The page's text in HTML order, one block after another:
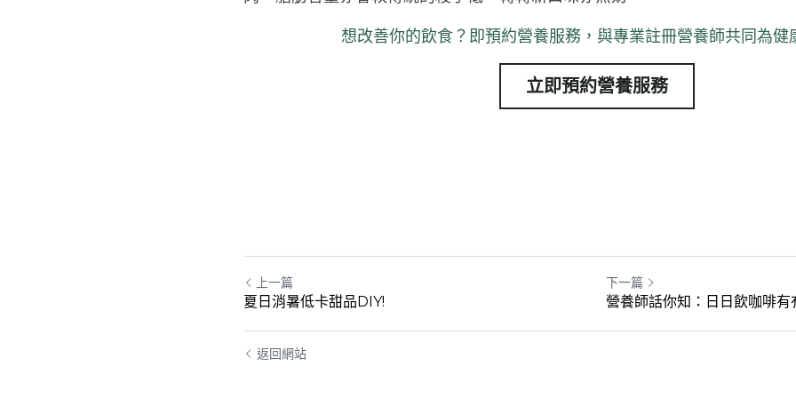
想改善你的飲食？即預約營養服務 ，與專業註冊營養師共同為健
立即預約營養服務
上一篇
夏日消暑低卡甜品DIY!
下一篇
營養師話你知：日日飲咖啡有
返回網站